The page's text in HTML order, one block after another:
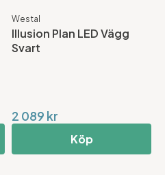
Westal
Illusion Plan LED Vägg
Svart
2 089 kr
Köp